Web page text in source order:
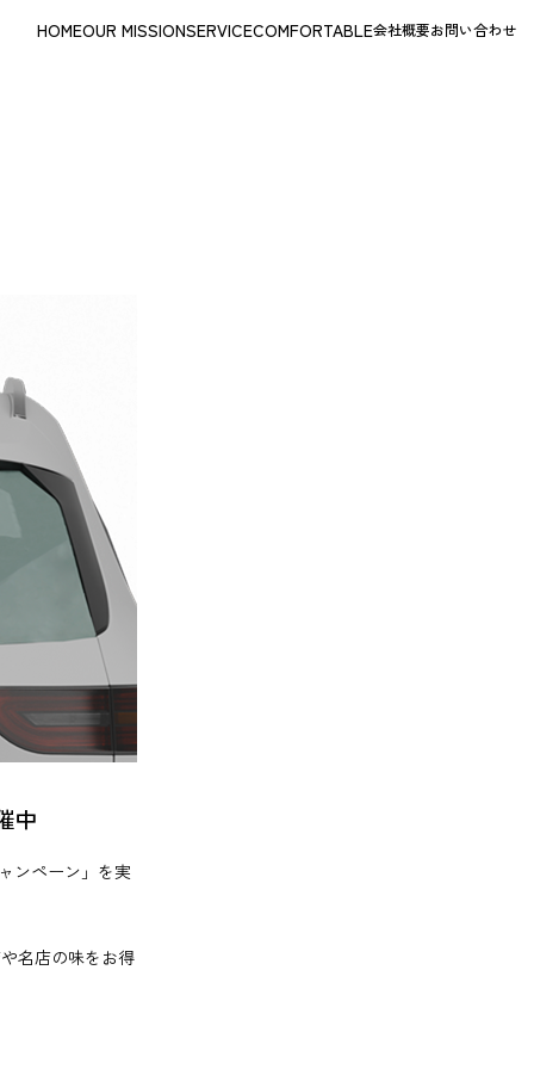
HOMEOUR MISSIONSERVICECOMFORTABLE会社概要お問い合わせ
中
ンペーン」を実
名店の味をお得